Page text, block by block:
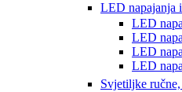
LED napajanja
LED
LED
LED
LED
Svjetiljke